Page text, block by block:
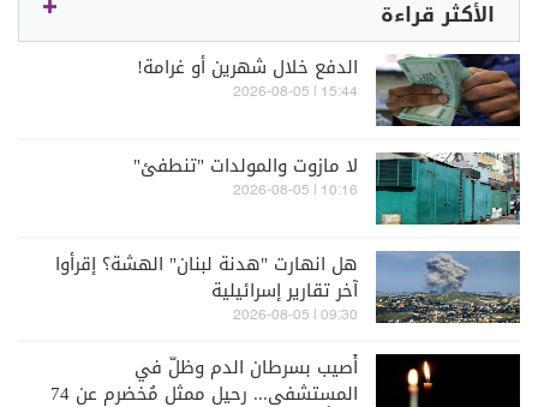
الأكثر قراءة
الدفع خلال شهرين أو غرامة!
15:44 | 2026-08-05
لا مازوت والمولدات "تنطفئ"
10:16 | 2026-08-05
هل انهارت "هدنة لبنان" الهشة؟ إقرأوا
آخر تقارير إسرائيلية
09:30 | 2026-08-05
أُصيب بسرطان الدم وظلّ في
المستشفى... رحيل ممثل مُخضرم عن 74